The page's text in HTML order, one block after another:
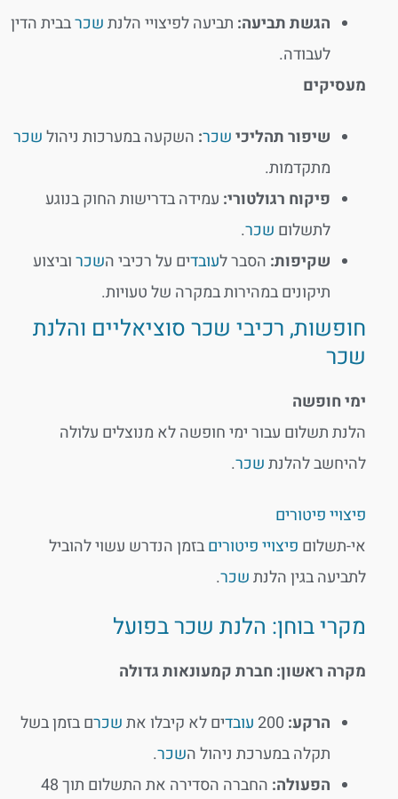
הגשת תביעה:תביעה לפיצויי הלנתשכרבבית הדין
לעבודה.
מעסיקים
שיפור תהליכישכר:השקעה במערכות ניהולשכר
מתקדמות.
פיקוח רגולטורי:עמידה בדרישות החוק בנוגע
לתשלוםשכר.
שקיפות:הסבר לעובדים על רכיבי השכרוביצוע
תיקונים במהירות במקרה של טעויות.
חופשות, רכיבי שכר סוציאליים והלנת
שכר
ימי חופשה
הלנת תשלום עבור ימי חופשה לא מנוצלים עלולה
להיחשב להלנתשכר.
פיצויי פיטורים
אי-תשלוםפיצויי פיטוריםבזמן הנדרש עשוי להוביל
לתביעה בגין הלנתשכר.
מקרי בוחן: הלנת שכר בפועל
מקרה ראשון: חברת קמעונאות גדולה
הרקע:200 עובדים לא קיבלו אתשכרם בזמן בשל
תקלה במערכת ניהול השכר.
הפעולה:
החברה הסדירה את התשלום תוך 48